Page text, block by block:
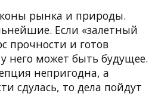
рынка и природы.
Если «залетный
прочности и готов
него может быть будущее.
непригодна, а
сдулась, то дела пойдут